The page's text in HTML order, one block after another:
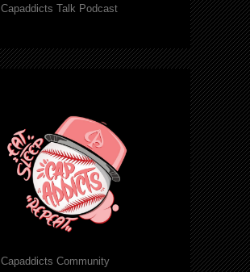
Capaddicts Talk Podcast
Capaddicts Community